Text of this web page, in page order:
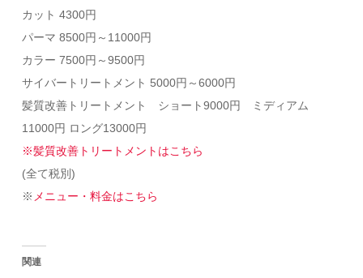
カット 4300円
パーマ 8500円～11000円
カラー 7500円～9500円
サイバートリートメント 5000円～6000円
髪質改善トリートメント ショート9000円 ミディアム
11000円 ロング13000円
※髪質改善トリートメントはこちら
(全て税別)
※ メニュー・料金はこちら
関連